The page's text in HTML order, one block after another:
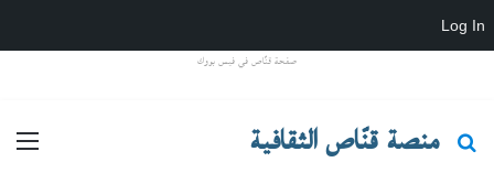
Log In
صفحة قنّاص في فيس بووك
منصة قنّاص الثقافية
بحث عن